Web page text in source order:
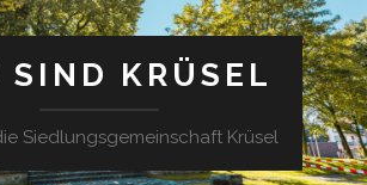
SIND KRÜSEL
Siedlungsgemeinschaft Krüsel